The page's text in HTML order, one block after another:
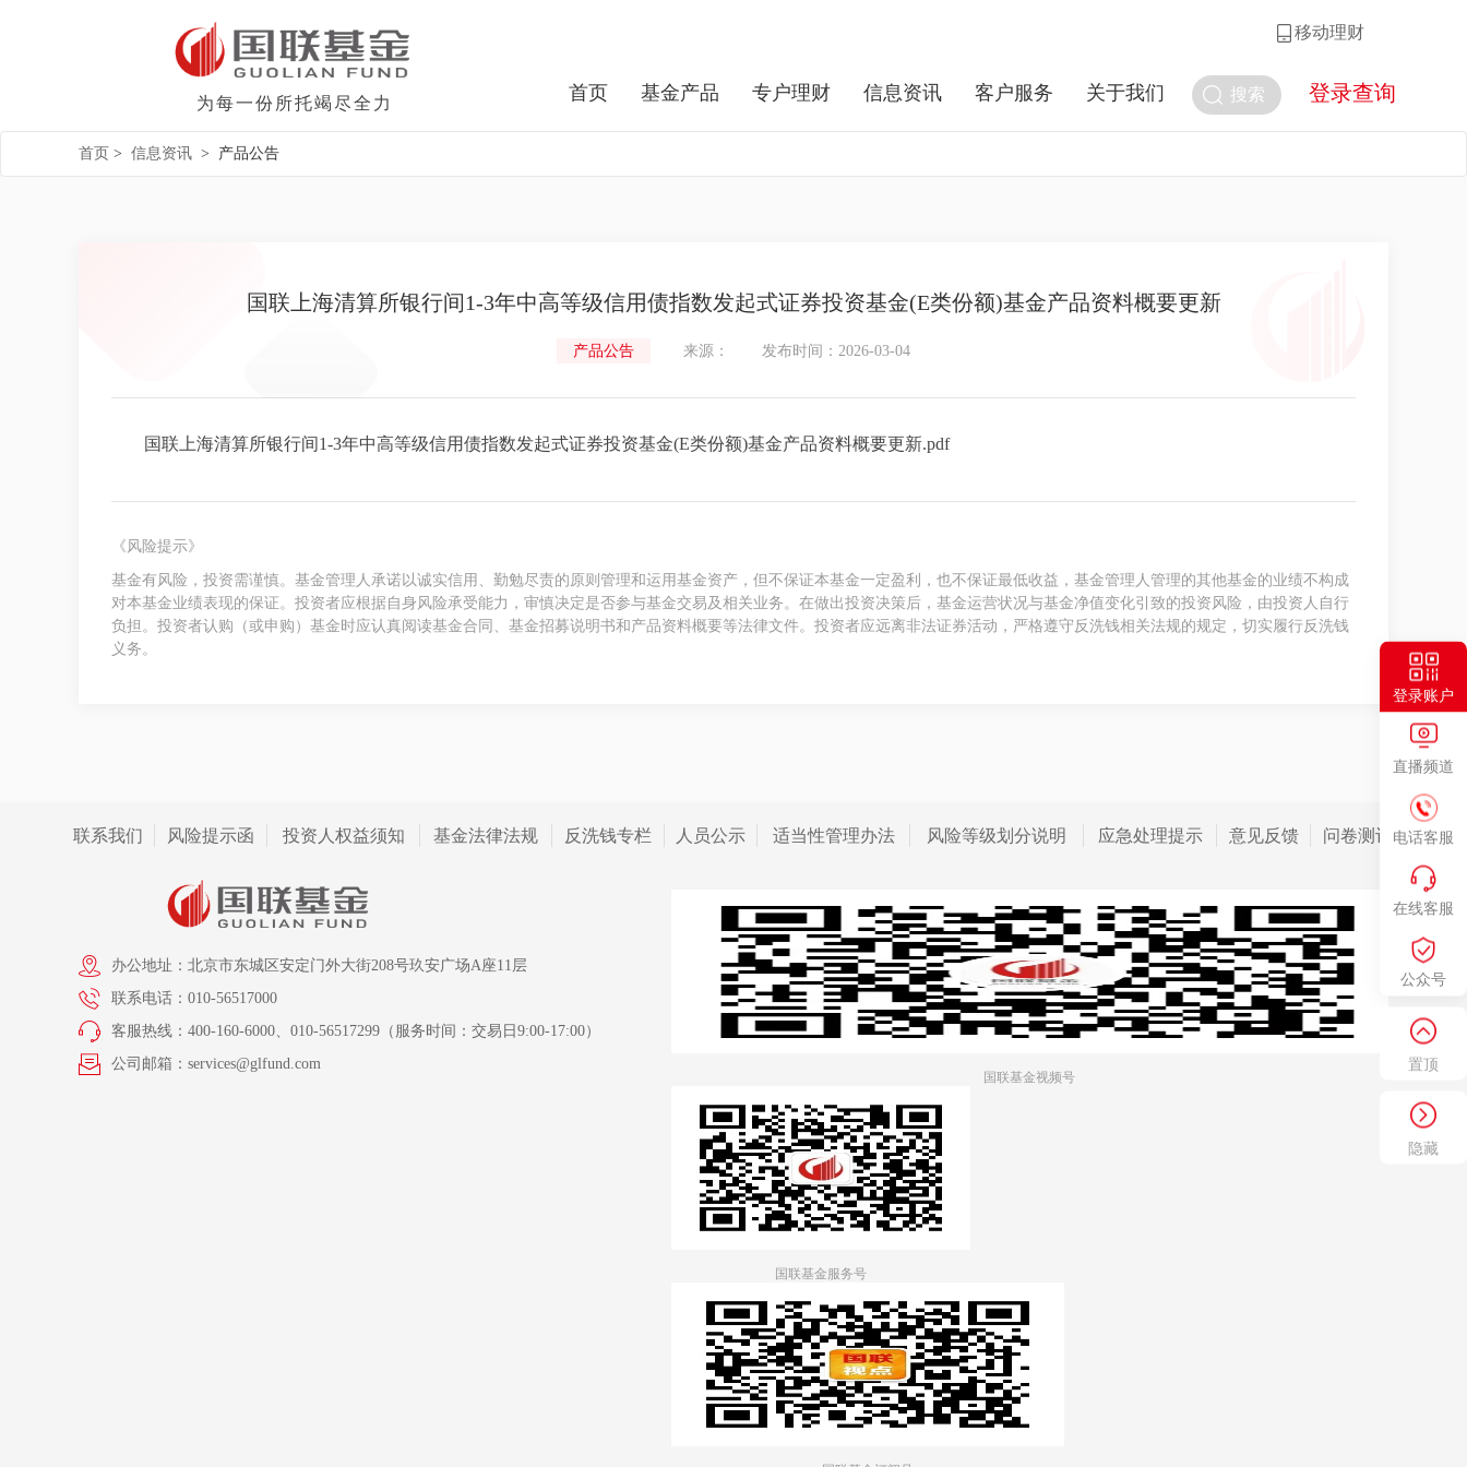
登录账户
直播频道
电话客服
在线客服
公众号
置顶
隐藏
移动理财
为每一份所托竭尽全力 搜索 登录查询
首页 基金产品 专户理财 信息资讯 客户服务 关于我们
首页 > 信息资讯 > 产品公告
国联上海清算所银行间1-3年中高等级信用债指数发起式证券投资基金(E类份额)基金产品资料概要更新
产品公告 来源： 发布时间：2026-03-04
国联上海清算所银行间1-3年中高等级信用债指数发起式证券投资基金(E类份额)基金产品资料概要更新.pdf
《风险提示》
基金有风险，投资需谨慎。基金管理人承诺以诚实信用、勤勉尽责的原则管理和运用基金资产，但不保证本基金一定盈利，也不保证最低收益，基金管理人管理的其他基金的业绩不构成
对本基金业绩表现的保证。投资者应根据自身风险承受能力，审慎决定是否参与基金交易及相关业务。在做出投资决策后，基金运营状况与基金净值变化引致的投资风险，由投资人自行
负担。投资者认购（或申购）基金时应认真阅读基金合同、基金招募说明书和产品资料概要等法律文件。投资者应远离非法证券活动，严格遵守反洗钱相关法规的规定，切实履行反洗钱
义务。
联系我们 风险提示函 投资人权益须知 基金法律法规 反洗钱专栏 人员公示 适当性管理办法 风险等级划分说明 应急处理提示 意见反馈 问卷测评
办公地址：北京市东城区安定门外大街208号玖安广场A座11层
联系电话：010-56517000
客服热线：400-160-6000、010-56517299（服务时间：交易日9:00-17:00）
公司邮箱：services@glfund.com
国联基金视频号
国联基金服务号